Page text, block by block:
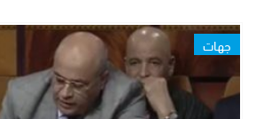
جهات